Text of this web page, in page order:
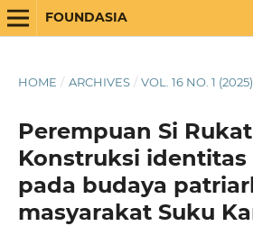
FOUNDASIA
HOME / ARCHIVES / VOL. 16 NO. 1 (2025)
Perempuan Si
Konstruksi
pada budaya
masyarakat Suku